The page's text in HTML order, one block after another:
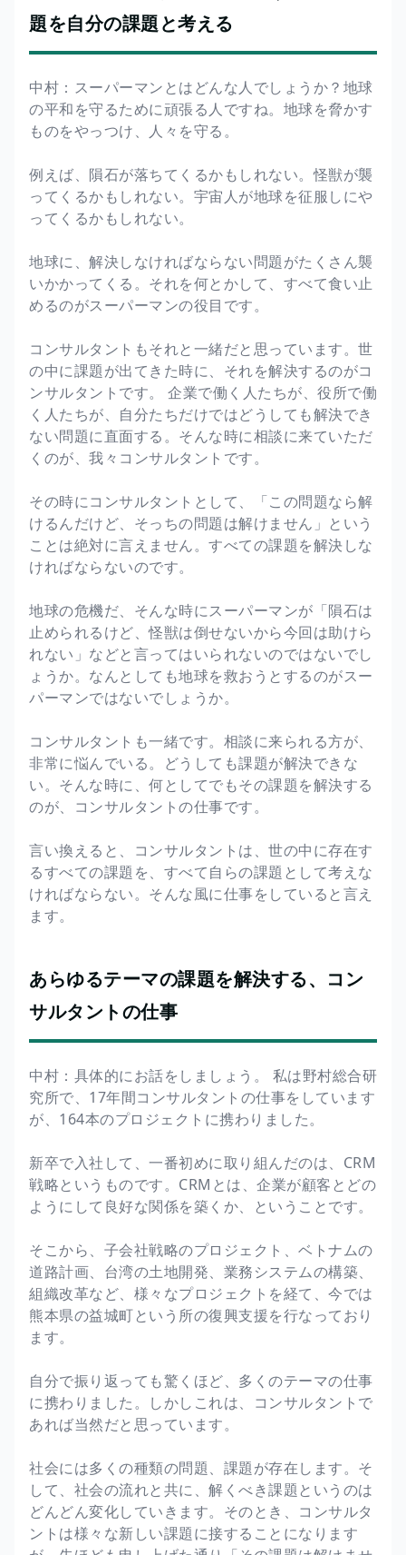
題を自分の課題と考える
中村：スーパーマンとはどんな人でしょうか？地球
の平和を守るために頑張る人ですね。地球を脅かす
ものをやっつけ、人々を守る。
例えば、隕石が落ちてくるかもしれない。怪獣が襲
ってくるかもしれない。宇宙人が地球を征服しにや
ってくるかもしれない。
地球に、解決しなければならない問題がたくさん襲
いかかってくる。それを何とかして、すべて食い止
めるのがスーパーマンの役目です。
コンサルタントもそれと一緒だと思っています。世
の中に課題が出てきた時に、それを解決するのがコ
ンサルタントです。 企業で働く人たちが、役所で働
く人たちが、自分たちだけではどうしても解決でき
ない問題に直面する。そんな時に相談に来ていただ
くのが、我々コンサルタントです。
その時にコンサルタントとして、「この問題なら解
けるんだけど、そっちの問題は解けません」という
ことは絶対に言えません。すべての課題を解決しな
ければならないのです。
地球の危機だ、そんな時にスーパーマンが「隕石は
止められるけど、怪獣は倒せないから今回は助けら
れない」などと言ってはいられないのではないでし
ょうか。なんとしても地球を救おうとするのがスー
パーマンではないでしょうか。
コンサルタントも一緒です。相談に来られる方が、
非常に悩んでいる。どうしても課題が解決できな
い。そんな時に、何としてでもその課題を解決する
のが、コンサルタントの仕事です。
言い換えると、コンサルタントは、世の中に存在す
るすべての課題を、すべて自らの課題として考えな
ければならない。そんな風に仕事をしていると言え
ます。
あらゆるテーマの課題を解決する、コン
サルタントの仕事
中村：具体的にお話をしましょう。 私は野村総合研
究所で、17年間コンサルタントの仕事をしています
が、164本のプロジェクトに携わりました。
新卒で入社して、一番初めに取り組んだのは、CRM
戦略というものです。CRMとは、企業が顧客とどの
ようにして良好な関係を築くか、ということです。
そこから、子会社戦略のプロジェクト、ベトナムの
道路計画、台湾の土地開発、業務システムの構築、
組織改革など、様々なプロジェクトを経て、今では
熊本県の益城町という所の復興支援を行なっており
ます。
自分で振り返っても驚くほど、多くのテーマの仕事
に携わりました。しかしこれは、コンサルタントで
あれば当然だと思っています。
社会には多くの種類の問題、課題が存在します。そ
して、社会の流れと共に、解くべき課題というのは
どんどん変化していきます。そのとき、コンサルタ
ントは様々な新しい課題に接することになります